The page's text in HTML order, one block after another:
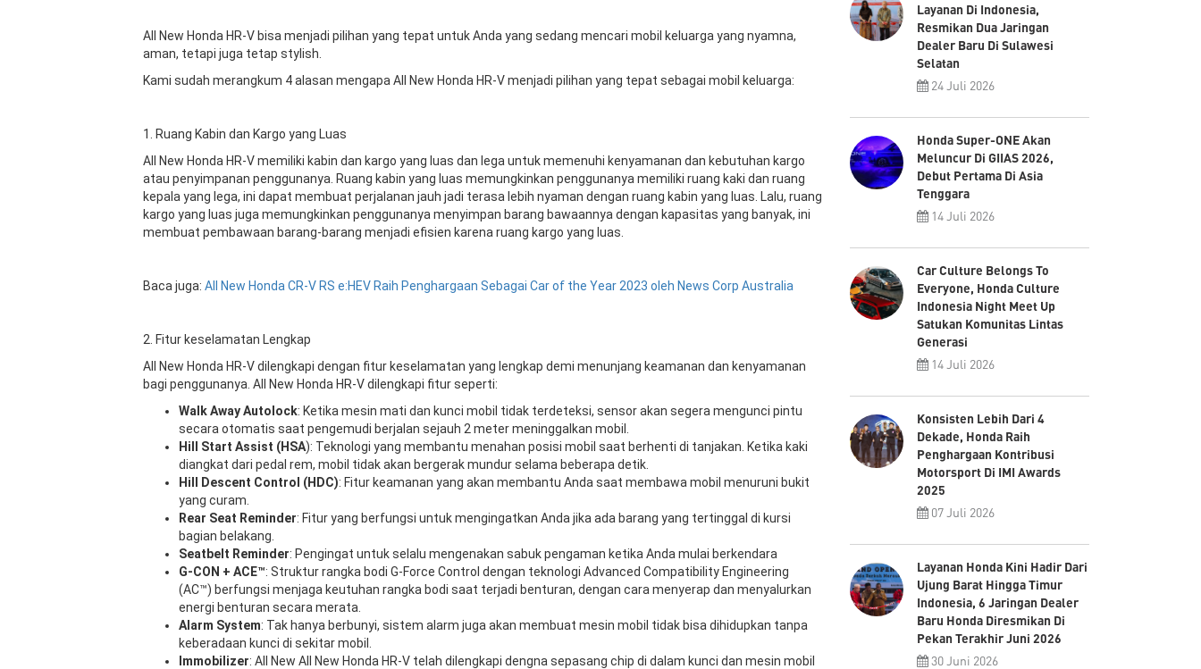
All New Honda HR-V bisa menjadi pilihan yang tepat untuk Anda yang sedang mencari mobil keluarga yang nyamna,
aman, tetapi juga tetap stylish.
Kami sudah merangkum 4 alasan mengapa All New Honda HR-V menjadi pilihan yang tepat sebagai mobil keluarga:
1. Ruang Kabin dan Kargo yang Luas
All New Honda HR-V memiliki kabin dan kargo yang luas dan lega untuk memenuhi kenyamanan dan kebutuhan kargo
atau penyimpanan penggunanya. Ruang kabin yang luas memungkinkan penggunanya memiliki ruang kaki dan ruang
kepala yang lega, ini dapat membuat perjalanan jauh jadi terasa lebih nyaman dengan ruang kabin yang luas. Lalu, ruang
kargo yang luas juga memungkinkan penggunanya menyimpan barang bawaannya dengan kapasitas yang banyak, ini
membuat pembawaan barang-barang menjadi efisien karena ruang kargo yang luas.
Baca juga: All New Honda CR-V RS e:HEV Raih Penghargaan Sebagai Car of the Year 2023 oleh News Corp Australia
2. Fitur keselamatan Lengkap
All New Honda HR-V dilengkapi dengan fitur keselamatan yang lengkap demi menunjang keamanan dan kenyamanan
bagi penggunanya. All New Honda HR-V dilengkapi fitur seperti:
Walk Away Autolock: Ketika mesin mati dan kunci mobil tidak terdeteksi, sensor akan segera mengunci pintu
secara otomatis saat pengemudi berjalan sejauh 2 meter meninggalkan mobil.
Hill Start Assist (HSA): Teknologi yang membantu menahan posisi mobil saat berhenti di tanjakan. Ketika kaki
diangkat dari pedal rem, mobil tidak akan bergerak mundur selama beberapa detik.
Hill Descent Control (HDC): Fitur keamanan yang akan membantu Anda saat membawa mobil menuruni bukit
yang curam.
Rear Seat Reminder: Fitur yang berfungsi untuk mengingatkan Anda jika ada barang yang tertinggal di kursi
bagian belakang.
Seatbelt Reminder: Pengingat untuk selalu mengenakan sabuk pengaman ketika Anda mulai berkendara
G-CON + ACE™: Struktur rangka bodi G-Force Control dengan teknologi Advanced Compatibility Engineering
(AC™) berfungsi menjaga keutuhan rangka bodi saat terjadi benturan, dengan cara menyerap dan menyalurkan
energi benturan secara merata.
Alarm System: Tak hanya berbunyi, sistem alarm juga akan membuat mesin mobil tidak bisa dihidupkan tanpa
keberadaan kunci di sekitar mobil.
Immobilizer: All New All New Honda HR-V telah dilengkapi dengna sepasang chip di dalam kunci dan mesin mobil
Layanan Di Indonesia,
Resmikan Dua Jaringan
Dealer Baru Di Sulawesi
Selatan
24 Juli 2026
Honda Super-ONE Akan
Meluncur Di GIIAS 2026,
Debut Pertama Di Asia
Tenggara
14 Juli 2026
Car Culture Belongs To
Everyone, Honda Culture
Indonesia Night Meet Up
Satukan Komunitas Lintas
Generasi
14 Juli 2026
Konsisten Lebih Dari 4
Dekade, Honda Raih
Penghargaan Kontribusi
Motorsport Di IMI Awards
2025
07 Juli 2026
Layanan Honda Kini Hadir Dari
Ujung Barat Hingga Timur
Indonesia, 6 Jaringan Dealer
Baru Honda Diresmikan Di
Pekan Terakhir Juni 2026
30 Juni 2026